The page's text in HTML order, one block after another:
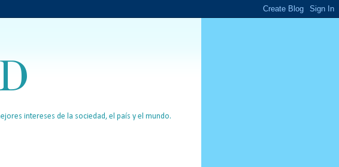
intereses de la sociedad, el país y el mundo.